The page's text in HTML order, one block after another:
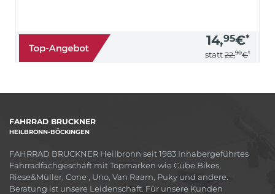
14,95€*
statt 22,90€*
FAHRRAD BRUCKNER
HEILBRONN-BÖCKINGEN
FAHRRAD BRUCKNER Heilbronn seit 1983 Inhabergeführtes
Fahrradfachgeschäft mit Topmarken wie Cube Bikes,
Riese&Müller, Cone , Uno, Van Raam, Puky und andere.
Beratung ist unsere Leidenschaft. Für unsere Kunden